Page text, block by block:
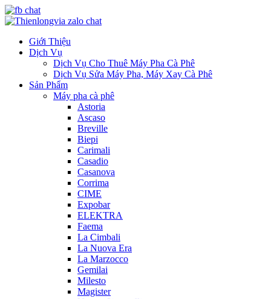
Giới Thiệu
Dịch Vụ
Dịch Vụ Cho Thuê Máy Pha Cà Phê
Dịch Vụ Sửa Máy Pha, Máy Xay Cà Phê
Sản Phẩm
Máy pha cà phê
Astoria
Ascaso
Breville
Biepi
Carimali
Casadio
Casanova
Corrima
CIME
Expobar
ELEKTRA
Faema
La Cimbali
La Nuova Era
La Marzocco
Gemilai
Milesto
Magister